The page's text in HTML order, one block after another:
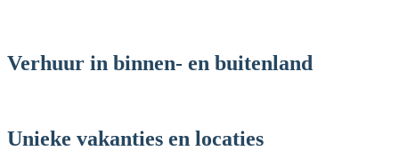
Verhuur in binnen- en buitenland
Unieke vakanties en locaties